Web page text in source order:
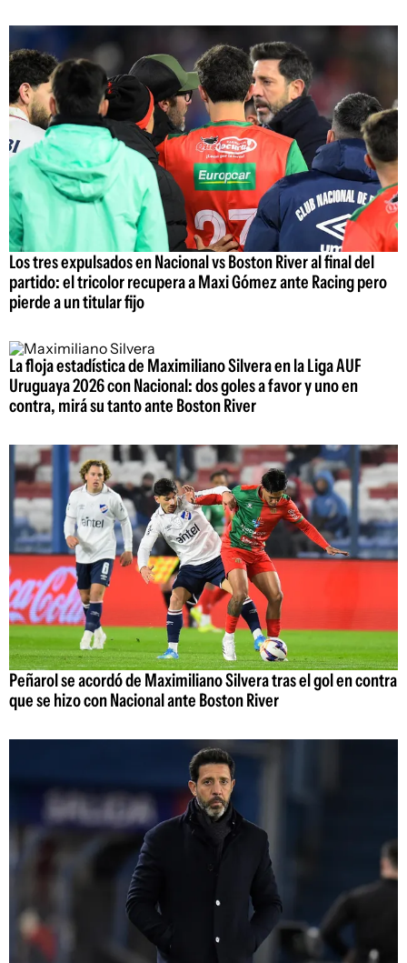
Los tres expulsados en Nacional vs Boston River al final del
partido: el tricolor recupera a Maxi Gómez ante Racing pero
pierde a un titular fijo
La floja estadística de Maximiliano Silvera en la Liga AUF
Uruguaya 2026 con Nacional: dos goles a favor y uno en
contra, mirá su tanto ante Boston River
Peñarol se acordó de Maximiliano Silvera tras el gol en contra
que se hizo con Nacional ante Boston River